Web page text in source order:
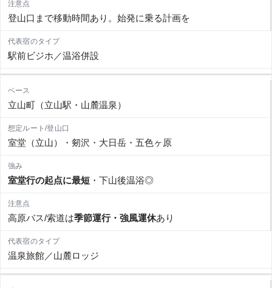
登山口まで移動時間あり。始発に乗る計画を
駅前ビジホ／温浴併設
立山町（立山駅・山麓温泉）
室堂（立山）・剱沢・大日岳・五色ヶ原
室堂行の起点に最短 ・下山後温浴◎
高原バス/索道は季節運行・強風運休あり
温泉旅館／山麓ロッジ